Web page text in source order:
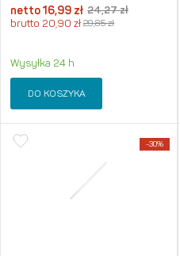
netto16,99 zł 24,27zł
brutto 20,90 zł 29,85zł
Wysyłka 24 h
DO KOSZYKA
-30%